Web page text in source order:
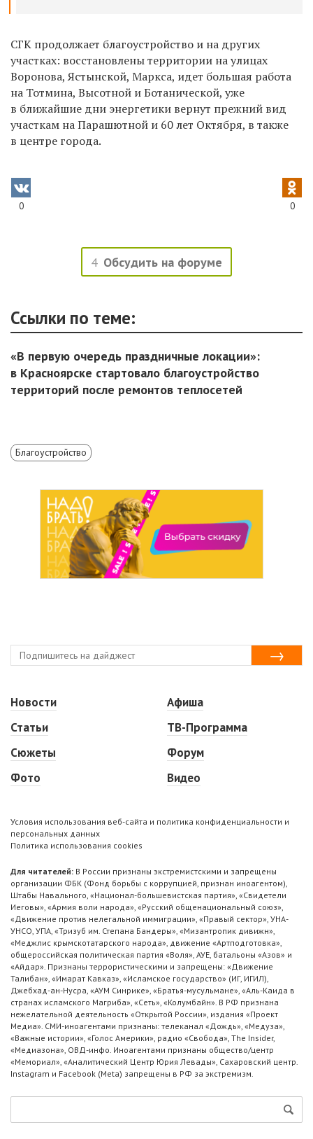
СГК продолжает благоустройство и на других
участках: восстановлены территории на улицах
Воронова, Ястынской, Маркса, идет большая работа
на Тотмина, Высотной и Ботанической, уже
в ближайшие дни энергетики вернут прежний вид
участкам на Парашютной и 60 лет Октября, в также
в центре города.
0 0
4 Обсудить на форуме
Ссылки по теме:
«В первую очередь праздничные локации»:
в Красноярске стартовало благоустройство
территорий после ремонтов теплосетей
Благоустройство
Новости
Статьи
Сюжеты
Фото
Афиша
ТВ-Программа
Форум
Видео
Условия использования веб-сайта и политика конфиденциальности и
персональных данных
Политика использования cookies
Для читателей: В России признаны экстремистскими и запрещены
организации ФБК (Фонд борьбы с коррупцией, признан иноагентом),
Штабы Навального, «Национал-большевистская партия», «Свидетели
Иеговы», «Армия воли народа», «Русский общенациональный союз»,
«Движение против нелегальной иммиграции», «Правый сектор», УНА-
УНСО, УПА, «Тризуб им. Степана Бандеры», «Мизантропик дивижн»,
«Меджлис крымскотатарского народа», движение «Артподготовка»,
общероссийская политическая партия «Воля», АУЕ, батальоны «Азов» и
«Айдар». Признаны террористическими и запрещены: «Движение
Талибан», «Имарат Кавказ», «Исламское государство» (ИГ, ИГИЛ),
Джебхад-ан-Нусра, «АУМ Синрике», «Братья-мусульмане», «Аль-Каида в
странах исламского Магриба», «Сеть», «Колумбайн». В РФ признана
нежелательной деятельность «Открытой России», издания «Проект
Медиа». СМИ-иноагентами признаны: телеканал «Дождь», «Медуза»,
«Важные истории», «Голос Америки», радио «Свобода», The Insider,
«Медиазона», ОВД-инфо. Иноагентами признаны общество/центр
«Мемориал», «Аналитический Центр Юрия Левады», Сахаровский центр.
Instagram и Facebook (Metа) запрещены в РФ за экстремизм.